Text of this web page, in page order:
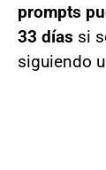
prompts
33 días si
siguiendo